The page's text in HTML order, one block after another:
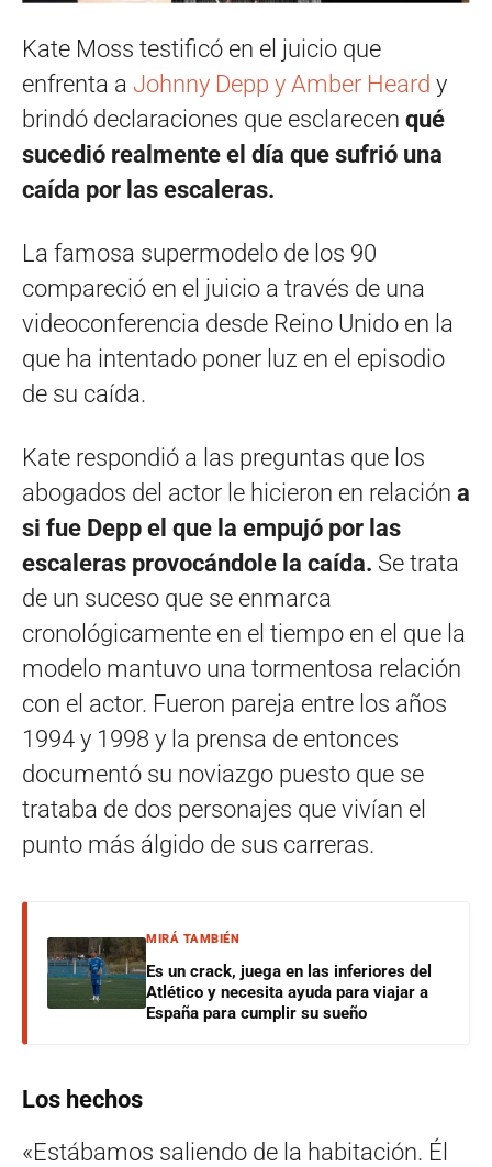
Kate Moss testificó en el juicio que
enfrenta a Johnny Depp y Amber Heard y
brindó declaraciones que esclarecen qué
sucedió realmente el día que sufrió una
caída por las escaleras.
La famosa supermodelo de los 90
compareció en el juicio a través de una
videoconferencia desde Reino Unido en la
que ha intentado poner luz en el episodio
de su caída.
Kate respondió a las preguntas que los
abogados del actor le hicieron en relación a
si fue Depp el que la empujó por las
escaleras provocándole la caída. Se trata
de un suceso que se enmarca
cronológicamente en el tiempo en el que la
modelo mantuvo una tormentosa relación
con el actor. Fueron pareja entre los años
1994 y 1998 y la prensa de entonces
documentó su noviazgo puesto que se
trataba de dos personajes que vivían el
punto más álgido de sus carreras.
MIRÁ TAMBIÉN
Es un crack, juega en las inferiores del
Atlético y necesita ayuda para viajar a
España para cumplir su sueño
Los hechos
«Estábamos saliendo de la habitación. Él